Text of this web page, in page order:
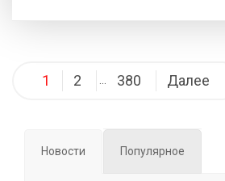
Навигация
записям
1 2 … 380 Далее
Новости Популярное